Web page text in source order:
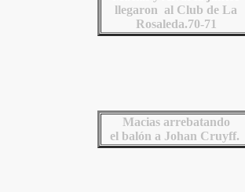
llegaron al Club de La
Rosaleda.70-71
Macias arrebatando
el balón a Johan Cruyff.